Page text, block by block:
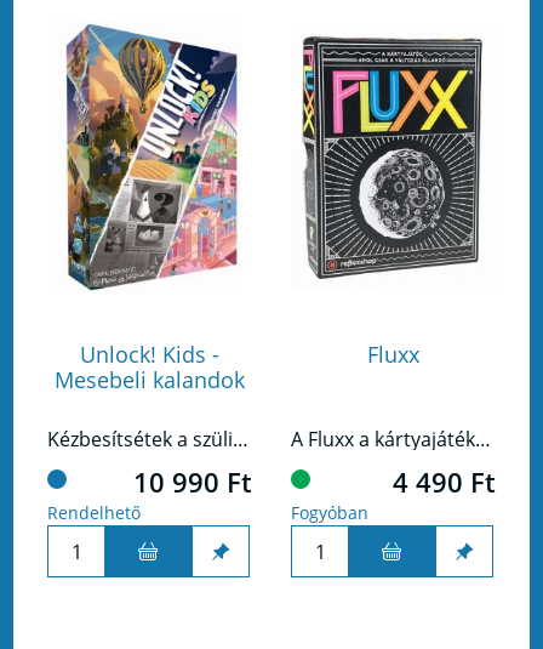
Unlock! Kids -
Mesebeli kalandok
Kézbesítsétek a szülinapi meghívókat, találjátok meg a szellem kincsét, és védjétek meg a vidámpark vendégeit!
10 990 Ft
Rendelhető
Fluxx
A Fluxx a kártyajáték, ahol csak a változás állandó.
4 490 Ft
Fogyóban